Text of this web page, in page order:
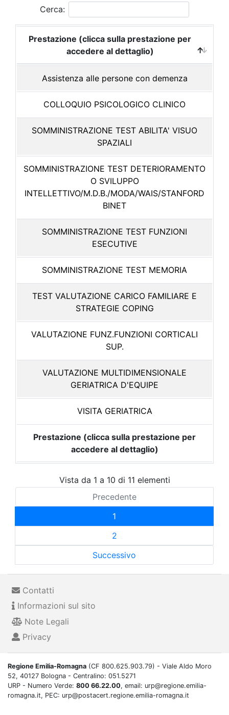
Cerca:
Prestazione (clicca sulla prestazione per
accedere al dettaglio)
Assistenza alle persone con demenza
COLLOQUIO PSICOLOGICO CLINICO
SOMMINISTRAZIONE TEST ABILITA' VISUO
SPAZIALI
SOMMINISTRAZIONE TEST DETERIORAMENTO
O SVILUPPO
INTELLETTIVO/M.D.B./MODA/WAIS/STANFORD
BINET
SOMMINISTRAZIONE TEST FUNZIONI
ESECUTIVE
SOMMINISTRAZIONE TEST MEMORIA
TEST VALUTAZIONE CARICO FAMILIARE E
STRATEGIE COPING
VALUTAZIONE FUNZ.FUNZIONI CORTICALI
SUP.
VALUTAZIONE MULTIDIMENSIONALE
GERIATRICA D'EQUIPE
VISITA GERIATRICA
Prestazione (clicca sulla prestazione per
accedere al dettaglio)
Vista da 1 a 10 di 11 elementi
Precedente
1
2
Successivo
Contatti
Informazioni sul sito
Note Legali
Privacy
Regione Emilia-Romagna (CF 800.625.903.79) - Viale Aldo Moro
52, 40127 Bologna - Centralino: 051.5271
URP - Numero Verde: 800 66.22.00, email: urp@regione.emilia-
romagna.it, PEC: urp@postacert.regione.emilia-romagna.it